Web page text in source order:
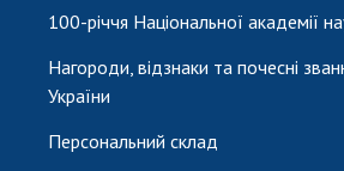
КОНТАКТИ
ПРОФСПІЛКА НАН УКРАЇНИ
100-річчя Національної академії
Нагороди, відзнаки та почесні
України
Персональний склад